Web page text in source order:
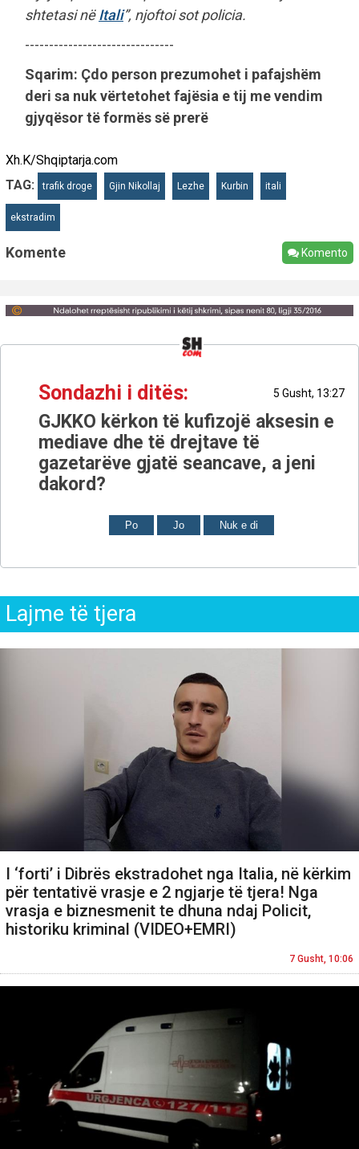
shtetasi nëItali”, njoftoi sot policia.
-------------------------------
Sqarim: Çdo person prezumohet i pafajshëm
deri sa nuk vërtetohet fajësia e tij me vendim
gjyqësor të formës së prerë
Xh.K/Shqiptarja.com
TAG:
trafik droge Gjin Nikollaj Lezhe Kurbin itali
ekstradim
Komente Komento
Sondazhi i ditës: 5 Gusht, 13:27
GJKKO kërkon të kufizojë aksesin e
mediave dhe të drejtave të
gazetarëve gjatë seancave, a jeni
dakord?
Po Jo Nuk e di
Lajme të tjera
I ‘forti’ i Dibrës ekstradohet nga Italia, në kërkim
për tentativë vrasje e 2 ngjarje të tjera! Nga
vrasja e biznesmenit te dhuna ndaj Policit,
historiku kriminal (VIDEO+EMRI)
7 Gusht, 10:06